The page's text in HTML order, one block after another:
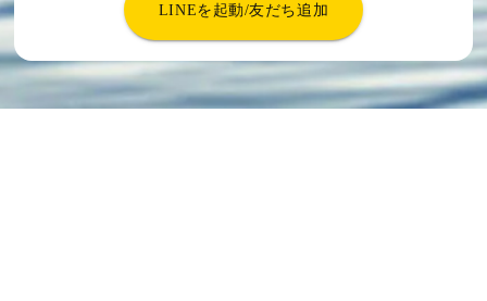
LINEを起動/友だち追加